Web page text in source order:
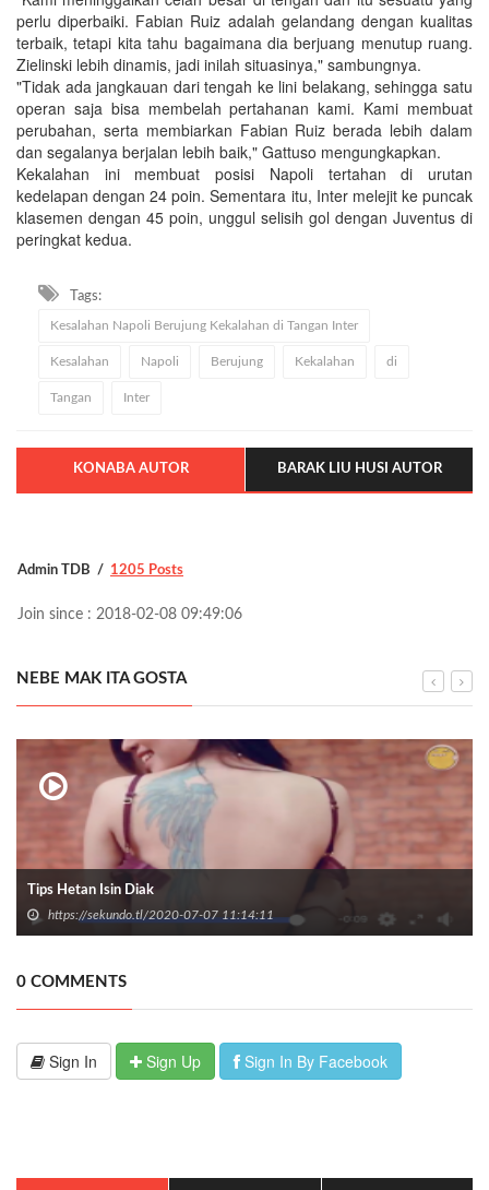
perlu diperbaiki. Fabian Ruiz adalah gelandang dengan kualitas
terbaik, tetapi kita tahu bagaimana dia berjuang menutup ruang.
Zielinski lebih dinamis, jadi inilah situasinya," sambungnya.
"Tidak ada jangkauan dari tengah ke lini belakang, sehingga satu
operan saja bisa membelah pertahanan kami. Kami membuat
perubahan, serta membiarkan Fabian Ruiz berada lebih dalam
dan segalanya berjalan lebih baik," Gattuso mengungkapkan.
Kekalahan ini membuat posisi Napoli tertahan di urutan
kedelapan dengan 24 poin. Sementara itu, Inter melejit ke puncak
klasemen dengan 45 poin, unggul selisih gol dengan Juventus di
peringkat kedua.
Tags:
Kesalahan Napoli Berujung Kekalahan di Tangan Inter
Kesalahan Napoli Berujung Kekalahan di
Tangan Inter
KONABA AUTOR BARAK LIU HUSI AUTOR
Admin TDB 1205 Posts
Join since : 2018-02-08 09:49:06
NEBE MAK ITA GOSTA
Tips Hetan Isin Diak
https://sekundo.tl/2020-07-07 11:14:11
0 COMMENTS
Sign In Sign Up Sign In By Facebook